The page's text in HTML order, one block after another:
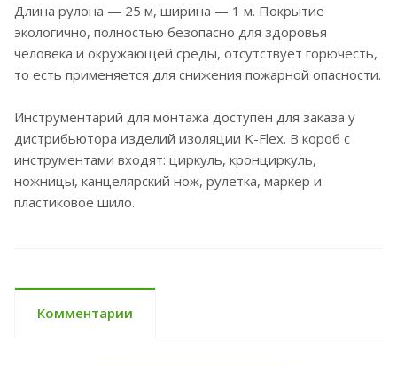
Длина рулона — 25 м, ширина — 1 м. Покрытие
экологично, полностью безопасно для здоровья
человека и окружающей среды, отсутствует горючесть,
то есть применяется для снижения пожарной опасности.
Инструментарий для монтажа доступен для заказа у
дистрибьютора изделий изоляции K-Flex. В короб с
инструментами входят: циркуль, кронциркуль,
ножницы, канцелярский нож, рулетка, маркер и
пластиковое шило.
Комментарии